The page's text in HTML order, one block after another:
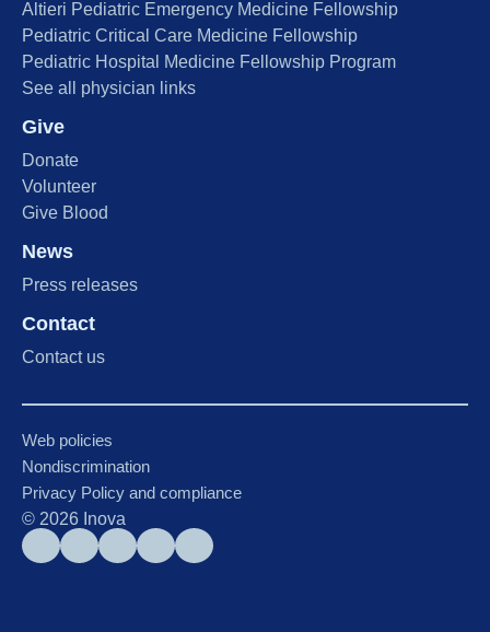
Altieri Pediatric Emergency Medicine Fellowship
Pediatric Critical Care Medicine Fellowship
Pediatric Hospital Medicine Fellowship Program
See all physician links
Give
Donate
Volunteer
Give Blood
News
Press releases
Contact
Contact us
Web policies
Nondiscrimination
Privacy Policy and compliance
© 2026 Inova